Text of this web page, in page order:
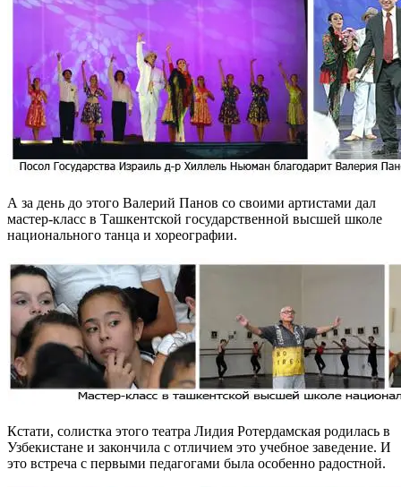
А за день до этого Валерий Панов со своими артистами дал
мастер-класс в Ташкентской государственной высшей школе
национального танца и хореографии.
Кстати, солистка этого театра Лидия Ротердамская родилась в
Узбекистане и закончила с отличием это учебное заведение. И
это встреча с первыми педагогами была особенно радостной.